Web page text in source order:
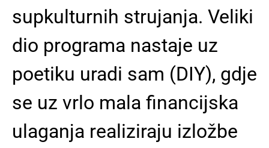
supkulturnih strujanja. Veliki
dio programa nastaje uz
poetiku uradi sam (DIY), gdje
se uz vrlo mala financijska
ulaganja realiziraju izložbe